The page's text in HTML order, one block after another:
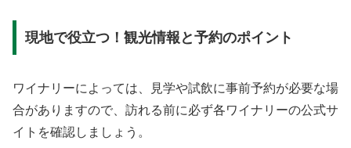
現地で役立つ！観光情報と予約のポイント
ワイナリーによっては、見学や試飲に事前予約が必要な場
合がありますので、訪れる前に必ず各ワイナリーの公式サ
イトを確認しましょう。